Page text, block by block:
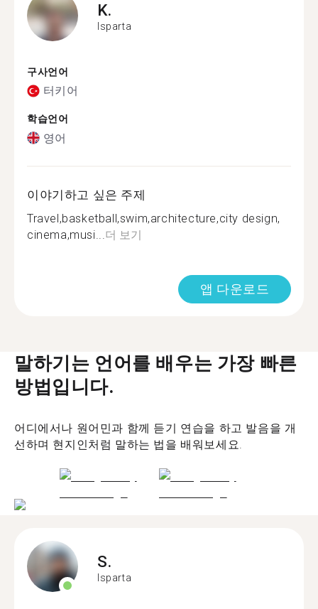
K.
Isparta
구사언어
터키어
학습언어
영어
이야기하고 싶은 주제
Travel,basketball,swim,architecture,city design,
cinema,musi... 더 보기
앱 다운로드
말하기는 언어를 배우는 가장 빠른
방법입니다.
어디에서나 원어민과 함께 듣기 연습을 하고 발음을 개
선하며 현지인처럼 말하는 법을 배워보세요.
S.
Isparta